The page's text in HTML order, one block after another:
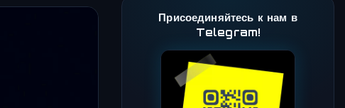
Присоединяйтесь к нам в
Telegram!